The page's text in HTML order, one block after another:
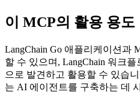
이 MCP의 활용 용도
LangChain Go 애플리케이션과
할 수 있으며, LangChain 워크
으로 발견하고 활용할 수 있습
는 AI 에이전트를 구축하는 데